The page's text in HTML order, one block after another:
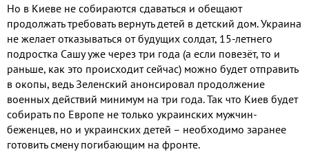
Но в Киеве не собираются сдаваться и обещают
продолжать требовать вернуть детей в детский дом. Украина
не желает отказываться от будущих солдат, 15-летнего
подростка Сашу уже через три года (а если повезёт, то и
раньше, как это происходит сейчас) можно будет отправить
в окопы, ведь Зеленский анонсировал продолжение
военных действий минимум на три года. Так что Киев будет
собирать по Европе не только украинских мужчин-
беженцев, но и украинских детей – необходимо заранее
готовить смену погибающим на фронте.